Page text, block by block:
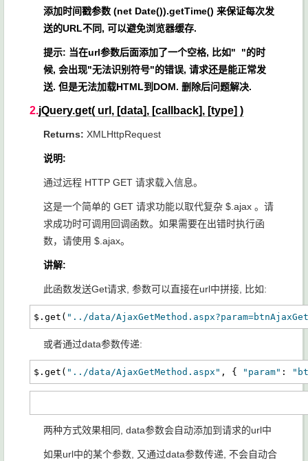
添加时间戳参数 (net Date()).getTime() 来保证每次发
送的URL不同, 可以避免浏览器缓存.
提示: 当在url参数后面添加了一个空格, 比如" "的时
候, 会出现"无法识别符号"的错误, 请求还是能正常发
送. 但是无法加载HTML到DOM. 删除后问题解决.
2.jQuery.get( url, [data], [callback], [type] )
Returns: XMLHttpRequest
说明:
通过远程 HTTP GET 请求载入信息。
这是一个简单的 GET 请求功能以取代复杂 $.ajax 。请
求成功时可调用回调函数。如果需要在出错时执行函
数，请使用 $.ajax。
讲解:
此函数发送Get请求, 参数可以直接在url中拼接, 比如:
$.get( "../data/
或者通过data参数传递:
$.get( "../data/AjaxGetMethod.aspx" , { "param" :
两种方式效果相同, data参数会自动添加到请求的url中
如果url中的某个参数, 又通过data参数传递, 不会自动合